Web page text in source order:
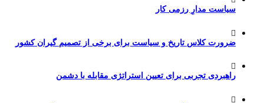
سیاست مدارِ رزمی کار
ضرورت کلاس تاریخ و سیاست برای برخی از تصمیم گیران کشور
راهبردی تجربی برای تعیین استراتژی مقابله با دشمن